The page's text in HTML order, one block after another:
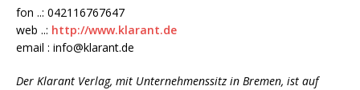
fon ..: 042116767647
web ..: http://www.klarant.de
email : info@klarant.de
Der Klarant Verlag, mit Unternehmenssitz in Bremen, ist auf